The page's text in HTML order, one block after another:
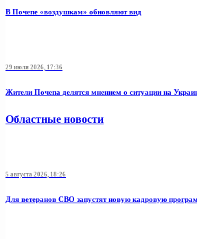
В Почепе «воздушкам» обновляют вид
29 июля 2026, 17:36
Жители Почепа делятся мнением о ситуации на
Областные новости
5 августа 2026, 18:26
Для ветеранов СВО запустят новую кадровую